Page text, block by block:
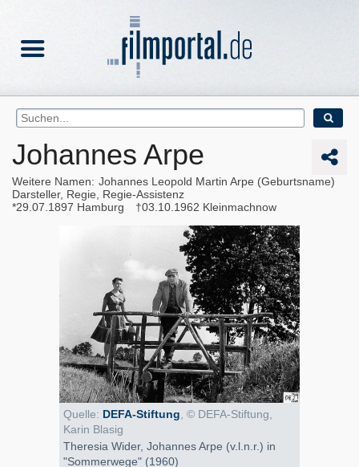
Johannes Arpe
Weitere Namen
Johannes Leopold Martin Arpe (Geburtsname)
Darsteller, Regie, Regie-Assistenz
29.07.1897 Hamburg 03.10.1962 Kleinmachnow
Quelle: DEFA-Stiftung , © DEFA-Stiftung,
Karin Blasig
Theresia Wider, Johannes Arpe (v.l.n.r.) in
"Sommerwege" (1960)